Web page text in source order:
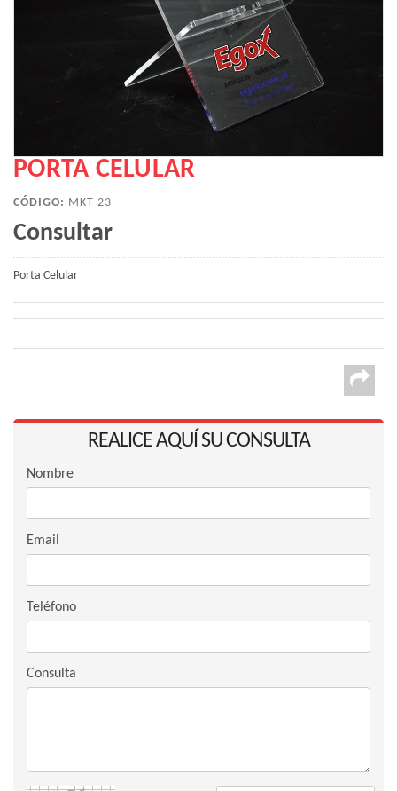
PORTA CELULAR
CÓDIGO: MKT-23
Consultar
Porta Celular
REALICE AQUÍ SU CONSULTA
Nombre
Email
Teléfono
Consulta